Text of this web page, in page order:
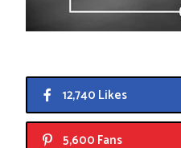
12,740 Likes
5,600 Fans